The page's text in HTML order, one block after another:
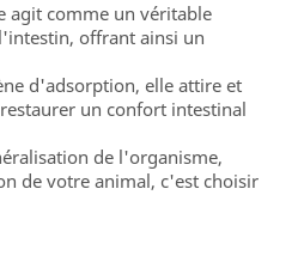
agit comme un véritable
offrant ainsi un
d'adsorption, elle attire et
un confort intestinal
de l'organisme,
de votre animal, c'est choisir